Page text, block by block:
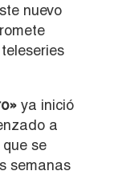
nuevo
ya inició
a
se
semanas